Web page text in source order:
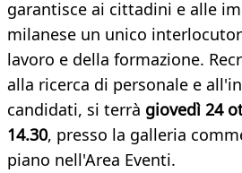
garantisce ai cittadini e alle
milanese un unico
lavoro e della formazione.
alla ricerca di personale e
candidati, si terrà giovedì 24
14.30, presso la galleria
piano nell'Area Eventi.